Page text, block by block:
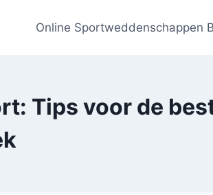
Online Sportweddenschappen
Tips voor de